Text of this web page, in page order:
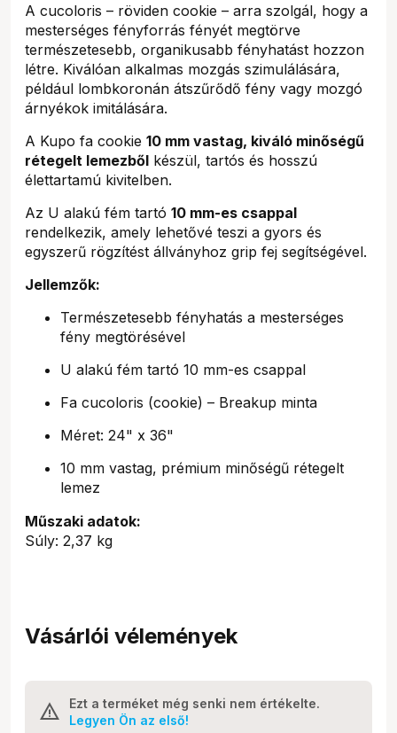
A cucoloris – röviden cookie – arra szolgál, hogy a
mesterséges fényforrás fényét megtörve
természetesebb, organikusabb fényhatást hozzon
létre. Kiválóan alkalmas mozgás szimulálására,
például lombkoronán átszűrődő fény vagy mozgó
árnyékok imitálására.
A Kupo fa cookie 10 mm vastag, kiváló minőségű
rétegelt lemezből készül, tartós és hosszú
élettartamú kivitelben.
Az U alakú fém tartó 10 mm-es csappal
rendelkezik, amely lehetővé teszi a gyors és
egyszerű rögzítést állványhoz grip fej segítségével.
Jellemzők:
Természetesebb fényhatás a mesterséges
fény megtörésével
U alakú fém tartó 10 mm-es csappal
Fa cucoloris (cookie) – Breakup minta
Méret: 24" x 36"
10 mm vastag, prémium minőségű rétegelt
lemez
Műszaki adatok:
Súly: 2,37 kg
Vásárlói vélemények
Ezt a terméket még senki nem értékelte.
Legyen Ön az első!